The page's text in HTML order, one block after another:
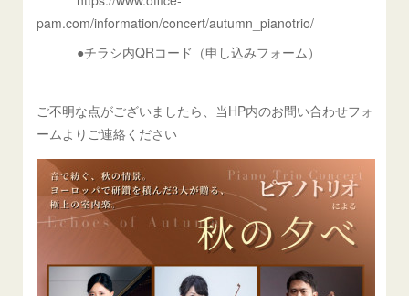
pam.com/information/concert/autumn_pianotrio/
●チラシ内QRコード（申し込みフォーム）
ご不明な点がございましたら、当HP内のお問い合わせフォ
ームよりご連絡ください